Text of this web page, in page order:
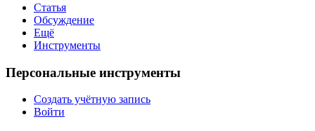
Статья
Обсуждение
Ещё
Инструменты
Персональные инструменты
Создать учётную запись
Войти